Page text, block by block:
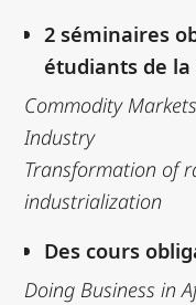
2 séminaires
étudiants de la
Commodity
Industry
Transformation of
industrialization
Des cours
Doing Business in